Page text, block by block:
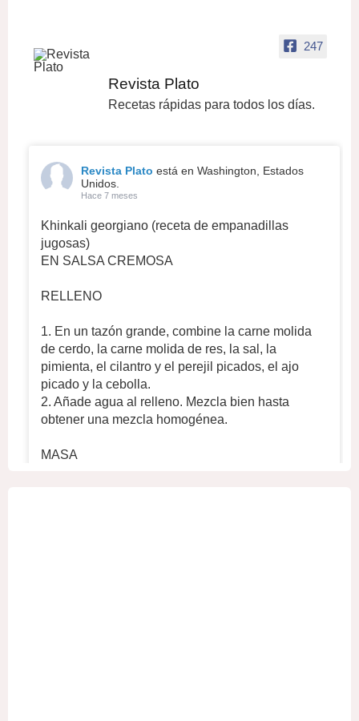
247
Revista Plato
Recetas rápidas para todos los días.
Revista Plato está en Washington, Estados
Unidos.
Hace 7 meses
Khinkali georgiano (receta de empanadillas
jugosas)
EN SALSA CREMOSA
RELLENO
1. En un tazón grande, combine la carne molida
de cerdo, la carne molida de res, la sal, la
pimienta, el cilantro y el perejil picados, el ajo
picado y la cebolla.
2. Añade agua al relleno. Mezcla bien hasta
obtener una mezcla homogénea.
MASA